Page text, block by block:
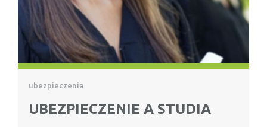
ubezpieczenia
UBEZPIECZENIE A STUDIA